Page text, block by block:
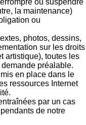
ou suspendre
la maintenance)
ou
photos, dessins,
sur les droits
artistique), toutes les
préalable.
en place dans le
ressources Internet
par un cas
de notre